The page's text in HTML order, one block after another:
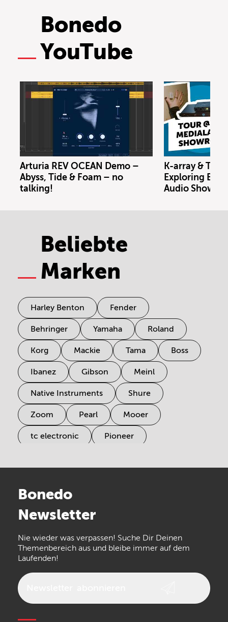
Bonedo
YouTube
Arturia REV OCEAN Demo –
Abyss, Tide & Foam – no
talking!
K-array &
Exploring
Audio
Beliebte
Marken
Harley Benton Fender
Behringer Yamaha Roland
Korg Mackie Tama Boss
Ibanez Gibson Meinl
Native Instruments Shure
Zoom Pearl Mooer
tc electronic Pioneer
Arturia
the t.bone
Walrus Audio Epiphone
Bonedo
Newsletter
Nie wieder was verpassen! Suche Dir Deinen
Themenbereich aus und bleibe immer auf dem
Laufenden!